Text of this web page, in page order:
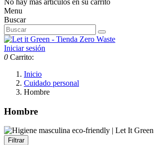
No hay más artículos en su carrito
Menu
Buscar
Iniciar sesión
0 Carrito:
Inicio
Cuidado personal
Hombre
Hombre
Filtrar